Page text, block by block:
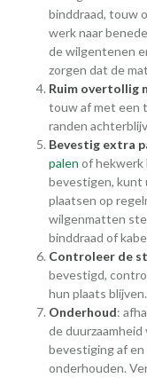
binddraad, touw
werk naar
de wilgentenen
zorgen dat de
Ruim overtollig
touw af met een
randen
Bevestig extra
palen of hekwerk
bevestigen, kunt
plaatsen op
wilgenmatten
binddraad of
Controleer de
bevestigd,
hun plaats
Onderhoud:
de
bevestiging af
onderhouden.